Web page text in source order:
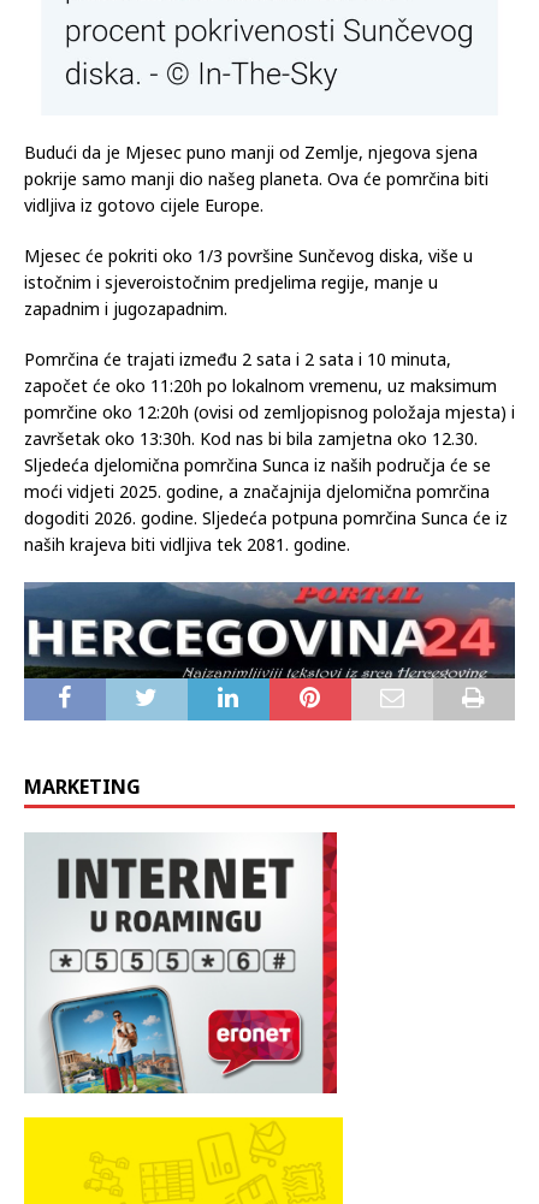
Budući da je Mjesec puno manji od Zemlje, njegova sjena
pokrije samo manji dio našeg planeta. Ova će pomrčina biti
vidljiva iz gotovo cijele Europe.
Mjesec će pokriti oko 1/3 površine Sunčevog diska, više u
istočnim i sjeveroistočnim predjelima regije, manje u
zapadnim i jugozapadnim.
Pomrčina će trajati između 2 sata i 2 sata i 10 minuta,
započet će oko 11:20h po lokalnom vremenu, uz maksimum
pomrčine oko 12:20h (ovisi od zemljopisnog položaja mjesta) i
završetak oko 13:30h. Kod nas bi bila zamjetna oko 12.30.
Sljedeća djelomična pomrčina Sunca iz naših područja će se
moći vidjeti 2025. godine, a značajnija djelomična pomrčina
dogoditi 2026. godine. Sljedeća potpuna pomrčina Sunca će iz
naših krajeva biti vidljiva tek 2081. godine.
MARKETING